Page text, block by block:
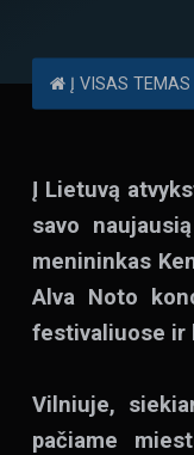
Į VISAS TEMAS
Į Lietuvą
savo
menininkas
Alva Noto
festivaliuose ir
Vilniuje,
pačiame